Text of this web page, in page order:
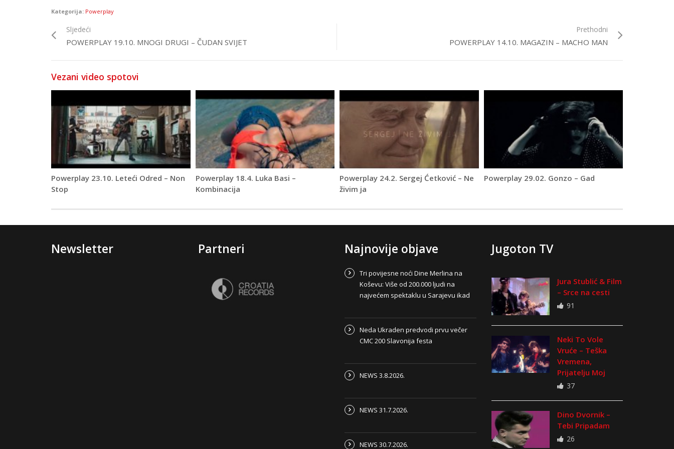
Kategorija: Powerplay
Sljedeći
POWERPLAY 19.10. MNOGI DRUGI – ČUDAN SVIJET
Prethodni
POWERPLAY 14.10. MAGAZIN – MACHO MAN
Vezani video spotovi
Powerplay 23.10. Leteći Odred – Non
Stop
Powerplay 18.4. Luka Basi –
Kombinacija
Powerplay 24.2. Sergej Ćetković – Ne
živim ja
Powerplay 29.02. Gonzo – Gad
Newsletter Partneri Najnovije objave
Tri povijesne noći Dine Merlina na
Koševu: Više od 200.000 ljudi na
najvećem spektaklu u Sarajevu ikad
Neda Ukraden predvodi prvu večer
CMC 200 Slavonija festa
NEWS 3.8.2026.
NEWS 31.7.2026.
NEWS 30.7.2026.
Jugoton TV
Jura Stublić & Film
– Srce na cesti
91
Neki To Vole
Vruće – Teška
Vremena,
Prijatelju Moj
37
Dino Dvornik –
Tebi Pripadam
26